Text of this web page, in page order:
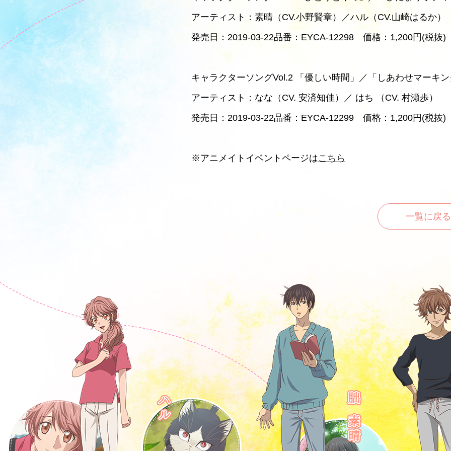
アーティスト：素晴（CV.小野賢章）／ハル（CV.山崎はるか）
発売日：2019-03-22品番：EYCA-12298 価格：1,200円(税抜)
キャラクターソングVol.2 「優しい時間」／「しあわせマーキ
アーティスト：なな（CV. 安済知佳）／ はち （CV. 村瀬歩）
発売日：2019-03-22品番：EYCA-12299 価格：1,200円(税抜)
※アニメイトイベントページはこちら
一覧に戻る